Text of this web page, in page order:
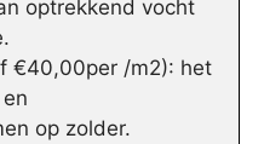
optrekkend vocht
€40,00per /m2): het
op zolder.